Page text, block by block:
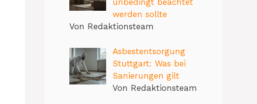
unbedingt beachtet
werden sollte
Von Redaktionsteam
Asbestentsorgung
Stuttgart: Was bei
Sanierungen gilt
Von Redaktionsteam